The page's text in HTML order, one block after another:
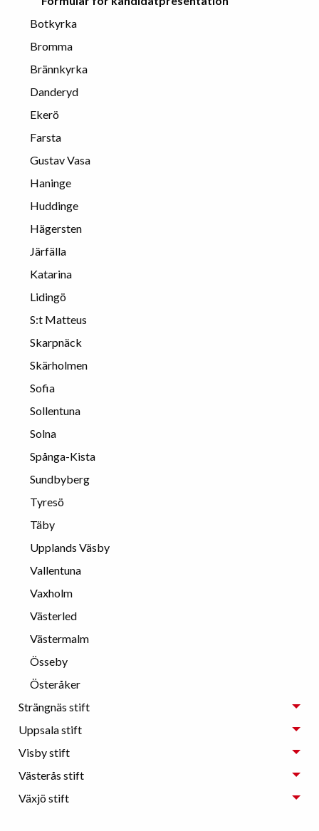
Botkyrka
Bromma
Brännkyrka
Danderyd
Ekerö
Farsta
Gustav Vasa
Haninge
Huddinge
Hägersten
Järfälla
Katarina
Lidingö
S:t Matteus
Skarpnäck
Skärholmen
Sofia
Sollentuna
Solna
Spånga-Kista
Sundbyberg
Tyresö
Täby
Upplands Väsby
Vallentuna
Vaxholm
Västerled
Västermalm
Össeby
Österåker
Strängnäs stift
Uppsala stift
Visby stift
Västerås stift
Växjö stift